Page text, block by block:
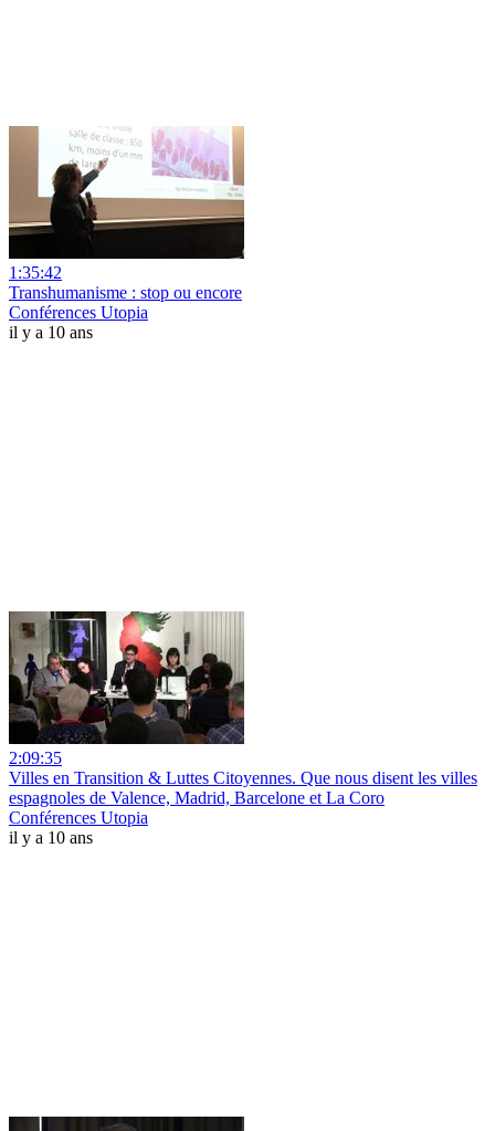
1:35:42
Transhumanisme : stop ou encore
Conférences Utopia
il y a 10 ans
2:09:35
Villes en Transition & Luttes Citoyennes. Que nous disent les villes
espagnoles de Valence, Madrid, Barcelone et La Coro
Conférences Utopia
il y a 10 ans